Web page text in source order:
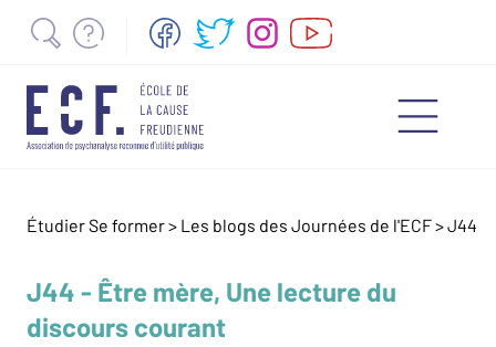
Étudier Se former > Les blogs des Journées de l'ECF>J44
J44 - Être mère, Une lecture du
discours courant